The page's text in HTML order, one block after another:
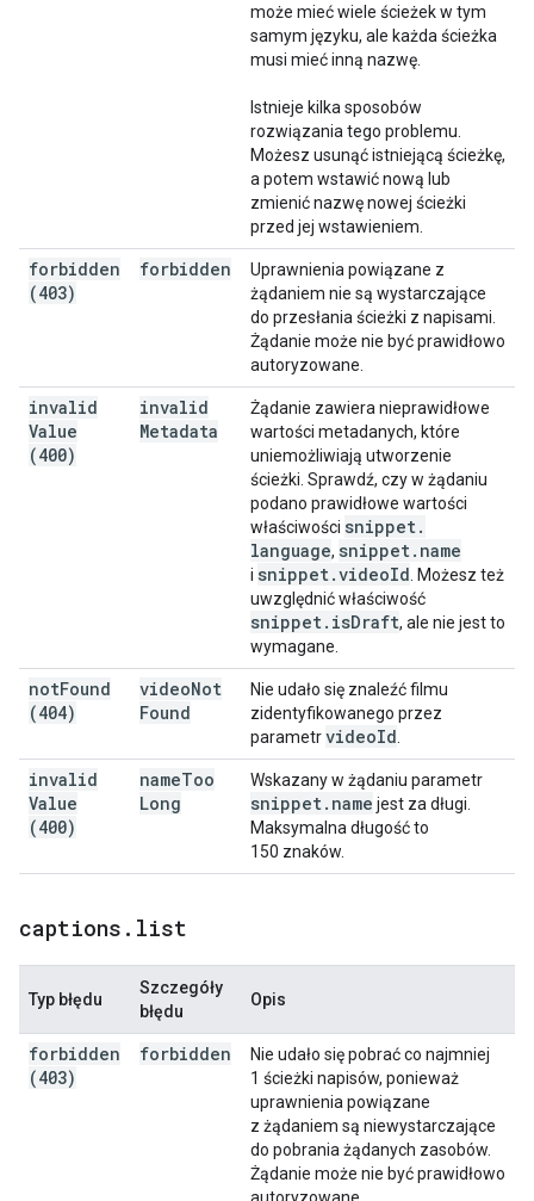
może mieć wiele ścieżek w tym
samym języku, ale każda ścieżka
musi mieć inną nazwę.
Istnieje kilka sposobów
rozwiązania tego problemu.
Możesz usunąć istniejącą ścieżkę,
a potem wstawić nową lub
zmienić nazwę nowej ścieżki
przed jej wstawieniem.
forbidden
(403)
forbidden
Uprawnienia powiązane z
żądaniem nie są wystarczające
do przesłania ścieżki z napisami.
Żądanie może nie być prawidłowo
autoryzowane.
invalid
Value
(400)
invalid
Metadata
Żądanie zawiera nieprawidłowe
wartości metadanych, które
uniemożliwiają utworzenie
ścieżki. Sprawdź, czy w żądaniu
podano prawidłowe wartości
właściwości snippet.
language, snippet. name
i snippet.videoId . Możesz też
uwzględnić właściwość
snippet. isDraft, ale nie jest to
wymagane.
notFound
(404)
videoNot
Found
Nie udało się znaleźć filmu
zidentyfikowanego przez
parametrvideoId
invalid
Value
(400)
nameToo
Long
Wskazany w żądaniu parametr
snippet. name jest za długi.
Maksymalna długość to
150 znaków.
captions . list
Typ błędu
Szczegóły
błędu
Opis
forbidden
(403)
forbidden
Nie udało się pobrać co najmniej
1 ścieżki napisów, ponieważ
uprawnienia powiązane
z żądaniem są niewystarczające
do pobrania żądanych zasobów.
Żądanie może nie być prawidłowo